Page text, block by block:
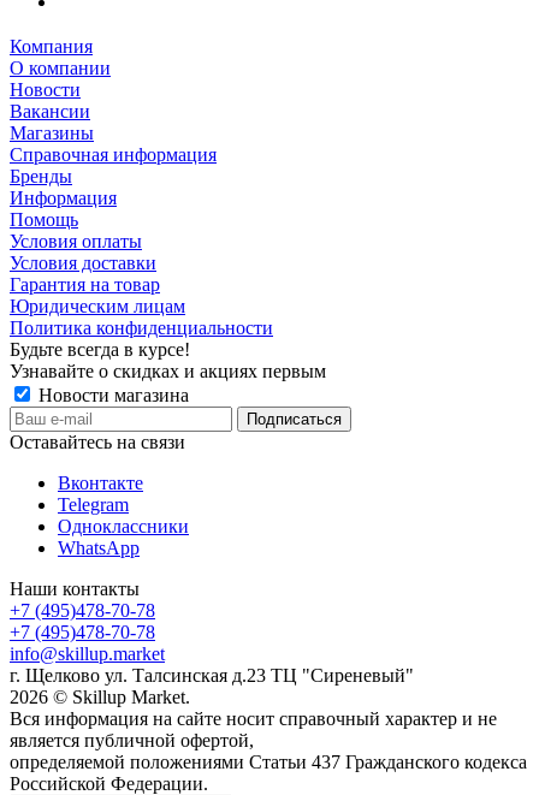
Компания
О компании
Новости
Вакансии
Магазины
Справочная информация
Бренды
Информация
Помощь
Условия оплаты
Условия доставки
Гарантия на товар
Юридическим лицам
Политика конфиденциальности
Будьте всегда в курсе!
Узнавайте о скидках и акциях первым
Новости магазина
Оставайтесь на связи
Вконтакте
Telegram
Одноклассники
WhatsApp
Наши контакты
+7 (495)478-70-78
+7 (495)478-70-78
info@skillup.market
г. Щелково ул. Талсинская д.23 ТЦ "Сиреневый"
2026 © Skillup Market.
Вся информация на сайте носит справочный характер и не
является публичной офертой,
определяемой положениями Статьи 437 Гражданского кодекса
Российской Федерации.